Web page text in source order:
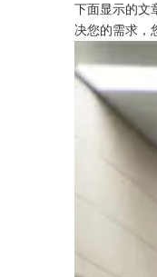
下面显示的文
决您的需求，